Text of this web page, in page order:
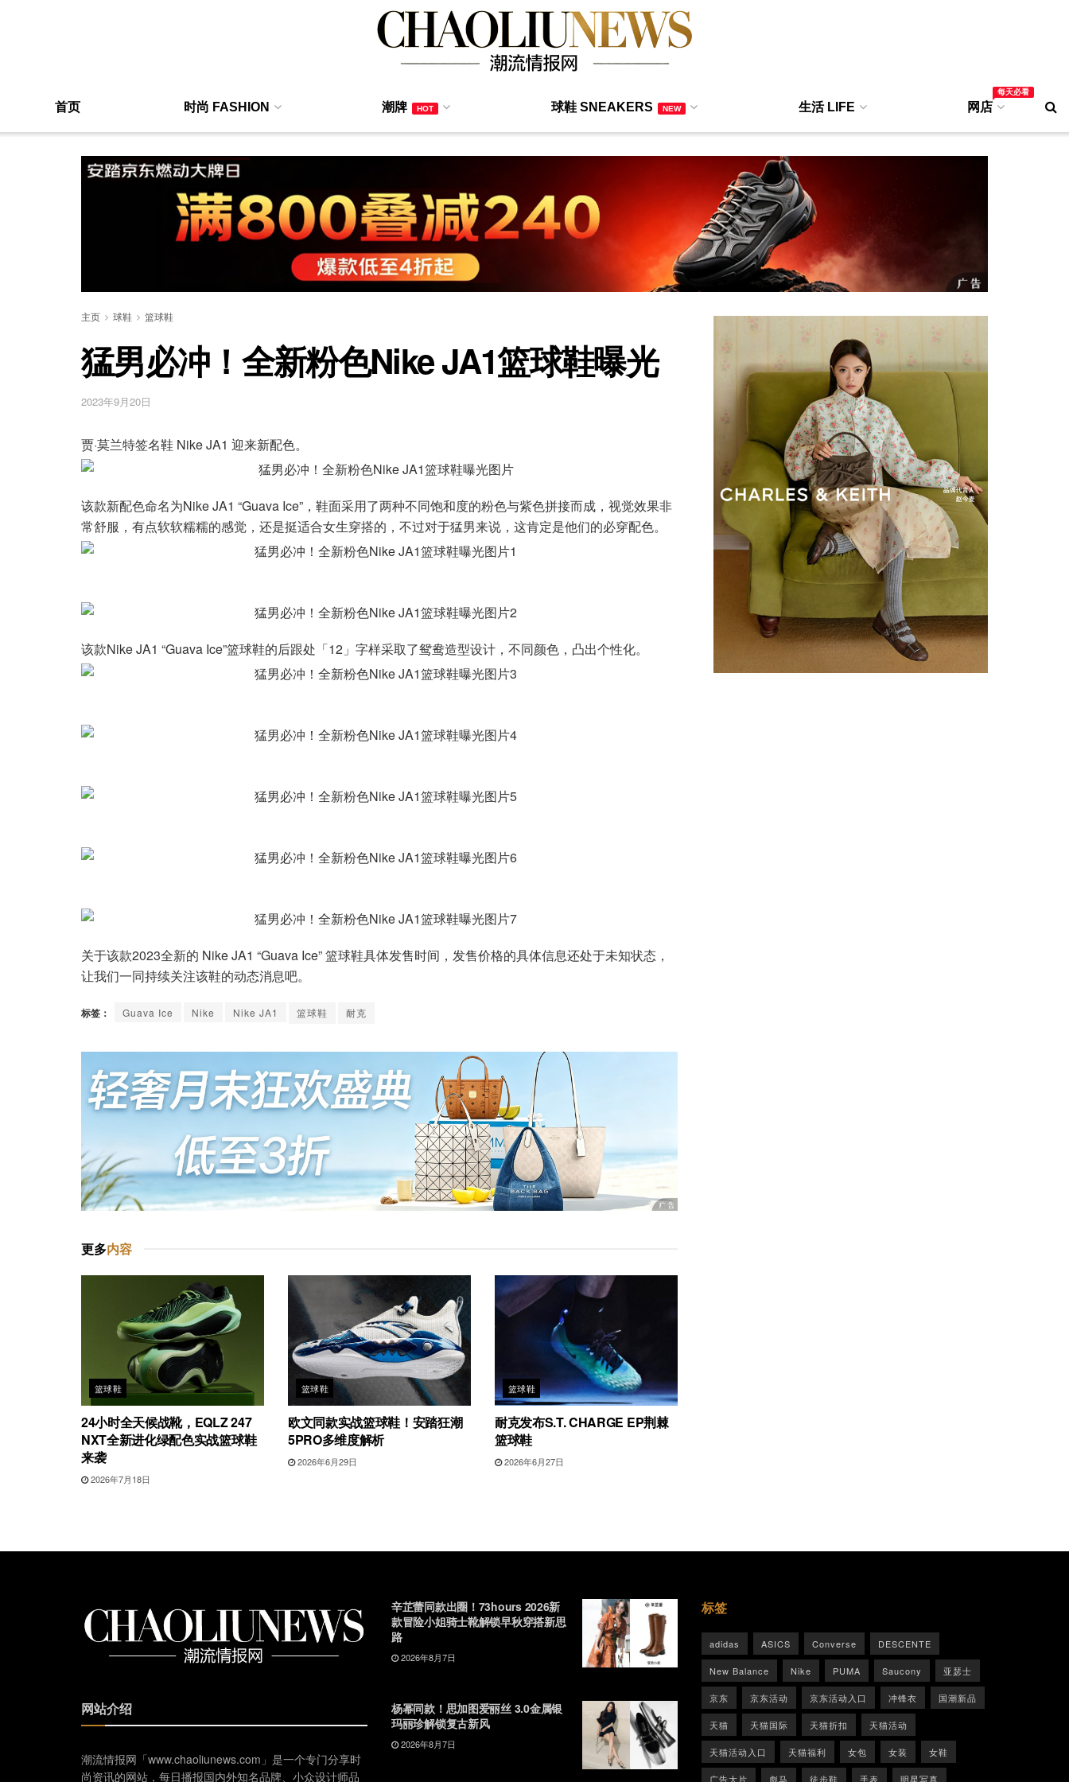
首页 时尚 FASHION 潮牌 HOT 球鞋 SNEAKERS NEW 生活 LIFE 网店
每天必看
主页 球鞋 篮球鞋
猛男必冲！全新粉色Nike JA1篮球鞋曝光
2023年9月20日
贾·莫兰特签名鞋 Nike JA1 迎来新配色。
该款新配色命名为Nike JA1 “Guava Ice”，鞋面采用了两种不同饱和度的粉色与紫色拼接而成，视觉效果非
常舒服，有点软软糯糯的感觉，还是挺适合女生穿搭的，不过对于猛男来说，这肯定是他们的必穿配色。
该款Nike JA1 “Guava Ice”篮球鞋的后跟处「12」字样采取了鸳鸯造型设计，不同颜色，凸出个性化。
关于该款2023全新的 Nike JA1 “Guava Ice” 篮球鞋具体发售时间，发售价格的具体信息还处于未知状态，
让我们一同持续关注该鞋的动态消息吧。
标签： Guava Ice Nike Nike JA1 篮球鞋 耐克
更多内容
篮球鞋
24小时全天候战靴，EQLZ 247
NXT全新进化绿配色实战篮球鞋
来袭
2026年7月18日
篮球鞋
欧文同款实战篮球鞋！安踏狂潮
5PRO多维度解析
2026年6月29日
篮球鞋
耐克发布S.T. CHARGE EP荆棘
篮球鞋
2026年6月27日
网站介绍
潮流情报网「www.chaoliunews.com」是一个专门分享时
尚资讯的网站，每日播报国内外知名品牌、小众设计师品
辛芷蕾同款出圈！73hours 2026新
款冒险小姐骑士靴解锁早秋穿搭新思
路
2026年8月7日
杨幂同款！思加图爱丽丝 3.0金属银
玛丽珍解锁复古新风
2026年8月7日
标签
adidas ASICS Converse DESCENTE
New Balance Nike PUMA Saucony 亚瑟士
京东 京东活动 京东活动入口 冲锋衣 国潮新品
天猫 天猫国际 天猫折扣 天猫活动
天猫活动入口 天猫福利 女包 女装 女鞋
广告大片 彪马 徒步鞋 手表 明星写真